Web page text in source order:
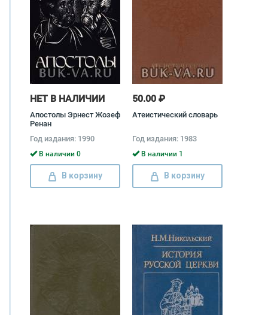
НЕТ В НАЛИЧИИ
Апостолы Эрнест Жозеф
Ренан
Год издания: 1990
В наличии 0
В корзину
50.00 ₽
Атеистический словарь
Год издания: 1983
В наличии 1
В корзину